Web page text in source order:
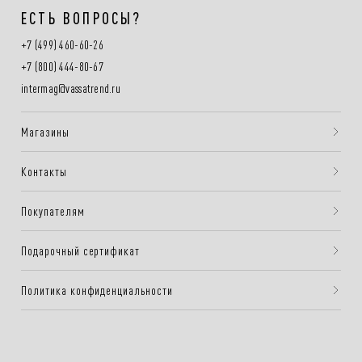
ЕСТЬ ВОПРОСЫ?
+7 (499) 460-60-26
+7 (800) 444-80-67
intermag@vassatrend.ru
Магазины
Контакты
Покупателям
Подарочный сертификат
Политика конфиденциальности